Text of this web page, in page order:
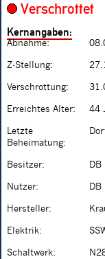
Verschrottet
Kernangaben:
Abnahme:
Z-Stellung:
Verschrottung:
Erreichtes Alter: 44
Letzte
Beheimatung:
Besitzer: DB
Nutzer: DB
Hersteller:
Elektrik:
Schaltwerk: